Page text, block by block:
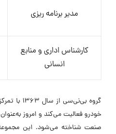
مدیر برنامه ریزی
کارشناس اداری و منابع
انسانی
گروه
خودرو فعالیت می‌کند و امروز
صنعت شناخته می‌شود. این مجموعه